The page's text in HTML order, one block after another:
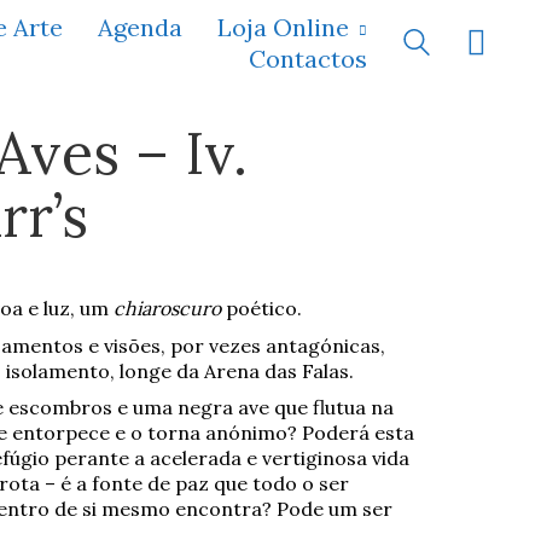
Arte Agenda
Loja Online
Contactos
– Iv.
e luz, um chiaroscuropoético.
e visões, por vezes antagónicas,
longe da Arena das Falas.
e uma negra ave que flutua na
entorpece e o torna anónimo? Poderá esta
perante a acelerada e vertiginosa vida
– é a fonte de paz que todo o ser
de si mesmo encontra? Pode um ser